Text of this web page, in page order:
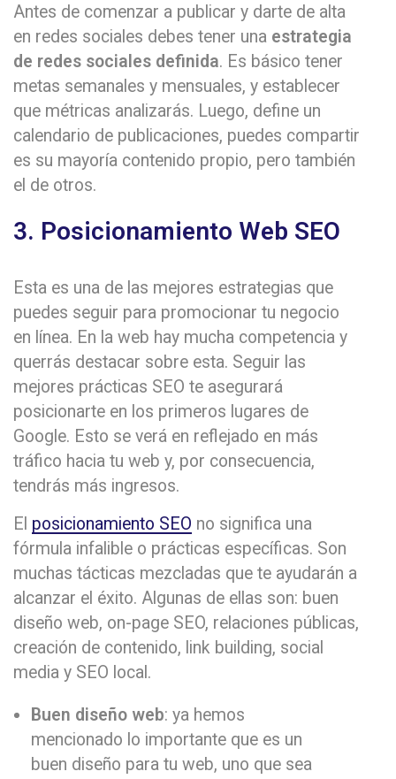
Antes de comenzar a publicar y darte de alta
en redes sociales debes tener una estrategia
de redes sociales definida. Es básico tener
metas semanales y mensuales, y establecer
que métricas analizarás. Luego, define un
calendario de publicaciones, puedes compartir
es su mayoría contenido propio, pero también
el de otros.
3. Posicionamiento Web SEO
Esta es una de las mejores estrategias que
puedes seguir para promocionar tu negocio
en línea. En la web hay mucha competencia y
querrás destacar sobre esta. Seguir las
mejores prácticas SEO te asegurará
posicionarte en los primeros lugares de
Google. Esto se verá en reflejado en más
tráfico hacia tu web y, por consecuencia,
tendrás más ingresos.
El posicionamiento SEO no significa una
fórmula infalible o prácticas específicas. Son
muchas tácticas mezcladas que te ayudarán a
alcanzar el éxito. Algunas de ellas son: buen
diseño web, on-page SEO, relaciones públicas,
creación de contenido, link building, social
media y SEO local.
Buen diseño web: ya hemos
mencionado lo importante que es un
buen diseño para tu web, uno que sea